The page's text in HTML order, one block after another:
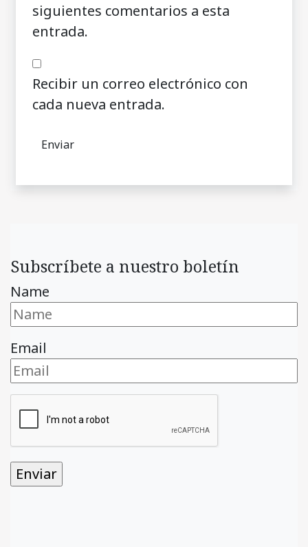
siguientes comentarios a esta
entrada.
Recibir un correo electrónico con
cada nueva entrada.
Subscríbete a nuestro boletín
Name
Email